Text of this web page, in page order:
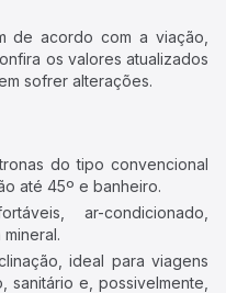
de acordo com a viação,
os valores atualizados
sofrer alterações.
do tipo convencional
até 45º e banheiro.
ar-condicionado,
ideal para viagens
sanitário e, possivelmente,